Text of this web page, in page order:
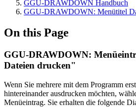
GGU-DRAWDOWN Handbuch
GGU-DRAWDOWN: Menütitel
On this Page
GGU-DRAWDOWN:
Dateien drucken"
Wenn Sie mehrere mit dem Programm
hintereinander ausdrucken möchten,
Menüeintrag. Sie erhalten die folgende